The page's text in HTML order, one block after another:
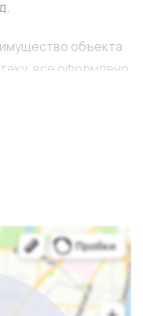
объекта
все оформлено